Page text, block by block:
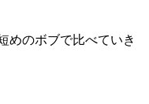
めのボブで比べていき